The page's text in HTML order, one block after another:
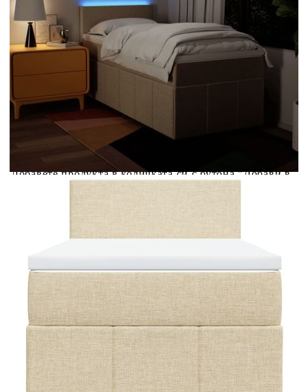
Предоставената таблица е с информационна цел.
Добавете продукта в количката си с бутона "Добави в
количката" и при поръчка ще можете да изберете броя
вноски на кредита.
Предоставената таблица е с информационна цел.
Добавете продукта в количката си с бутона "Добави в
количката" и при поръчка ще можете да изберете броя
вноски на кредита.
Предоставената таблица е с информационна цел.
Добавете продукта в количката си с бутона "Добави в
поръчката Ви вместо Вас. Вие я получавате и
поръчката без оскъпяване. За покупки на стойност до
400 лв. / €204,52
Плащане на 4 вноски. Заплащате 20% от стойността на
поръчката си на момента с карта. Останалата сума се
разделя на 3 равни месечни вноски без оскъпяване. За
покупки на стойност до 1000 лв. / €511.31
Плащане на 6 вноски. Стойността на поръчката се
разпределя в 6 равни месечни вноски с оскъпяване. За
покупки на стойност до 2000 лв. / €1022.61